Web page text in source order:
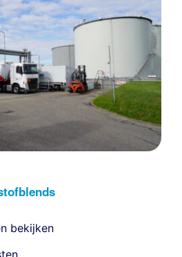
bekijken